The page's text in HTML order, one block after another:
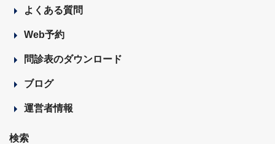
よくある質問
Web予約
問診表のダウンロード
ブログ
運営者情報
検索